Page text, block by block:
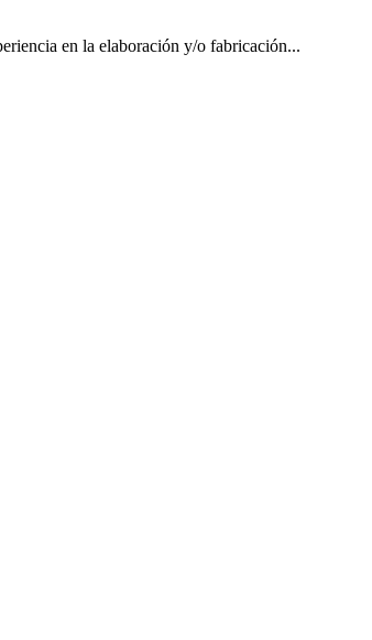
en la elaboración y/o fabricación...